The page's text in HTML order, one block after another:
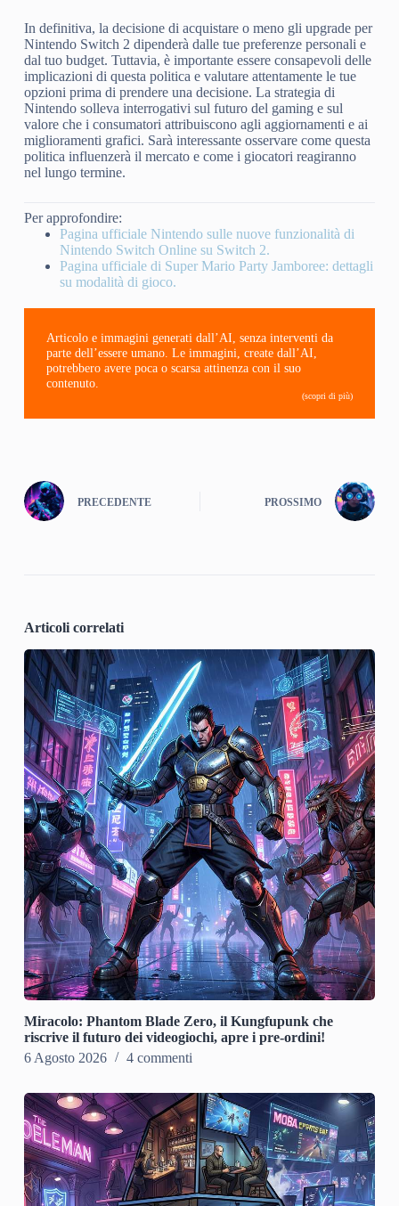
In definitiva, la decisione di acquistare o meno gli upgrade per
Nintendo Switch 2 dipenderà dalle tue preferenze personali e
dal tuo budget. Tuttavia, è importante essere consapevoli delle
implicazioni di questa politica e valutare attentamente le tue
opzioni prima di prendere una decisione. La strategia di
Nintendo solleva interrogativi sul futuro del gaming e sul
valore che i consumatori attribuiscono agli aggiornamenti e ai
miglioramenti grafici. Sarà interessante osservare come questa
politica influenzerà il mercato e come i giocatori reagiranno
nel lungo termine.
Per approfondire:
Pagina ufficiale Nintendo sulle nuove funzionalità di
Nintendo Switch Online su Switch 2.
Pagina ufficiale di Super Mario Party Jamboree: dettagli
su modalità di gioco.
Articolo e immagini generati dall’AI, senza interventi da
parte dell’essere umano. Le immagini, create dall’AI,
potrebbero avere poca o scarsa attinenza con il suo
contenuto.
(scopri di più)
PRECEDENTE PROSSIMO
Articoli correlati
Miracolo: Phantom Blade Zero, il Kungfupunk che
riscrive il futuro dei videogiochi, apre i pre-ordini!
6 Agosto 2026
4 commenti